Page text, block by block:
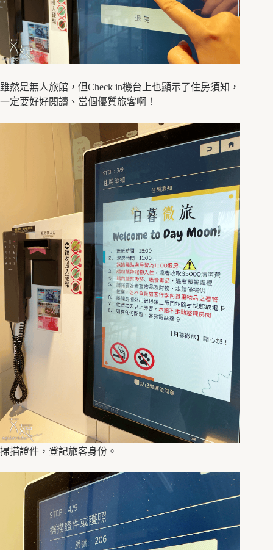
雖然是無人旅館，但Check in機台上也顯示了住房須知，
一定要好好閱讀、當個優質旅客啊！
掃描證件，登記旅客身份。